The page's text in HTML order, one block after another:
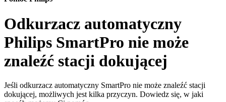
Odkurzacz automatyczny
Philips SmartPro nie może
znaleźć stacji dokującej
Jeśli odkurzacz automatyczny SmartPro nie może znaleźć stacji
dokującej, możliwych jest kilka przyczyn. Dowiedz się, w jaki